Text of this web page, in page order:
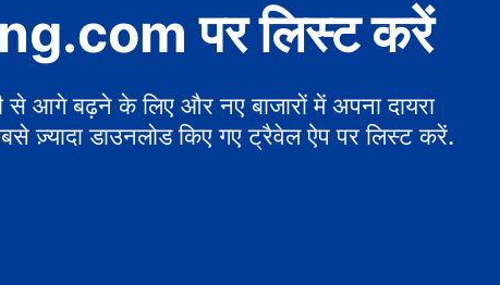
पर लिस्ट करें
से आगे बढ़ने के लिए और नए बाजारों में अपना दायरा
ज़्यादा डाउनलोड किए गए ट्रैवेल ऐप पर लिस्ट करें.